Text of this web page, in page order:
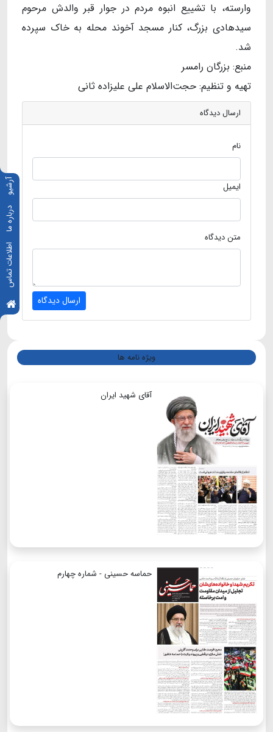
آرشیو
درباره ما
اطلاعات تماس
وارسته، با تشییع انبوه مردم در جوار قبر والدش مرحوم
سیدهادی بزرگ، کنار مسجد آخوند محله به خاک سپرده
شد.
منبع: بزرگان رامسر
تهیه و تنظیم: حجت‌الاسلام علی علیزاده ثانی
ارسال دیدگاه
نام
ایمیل
متن دیدگاه
ارسال دیدگاه
ویژه نامه ها
آقای شهید ایران
حماسه حسینی - شماره چهارم